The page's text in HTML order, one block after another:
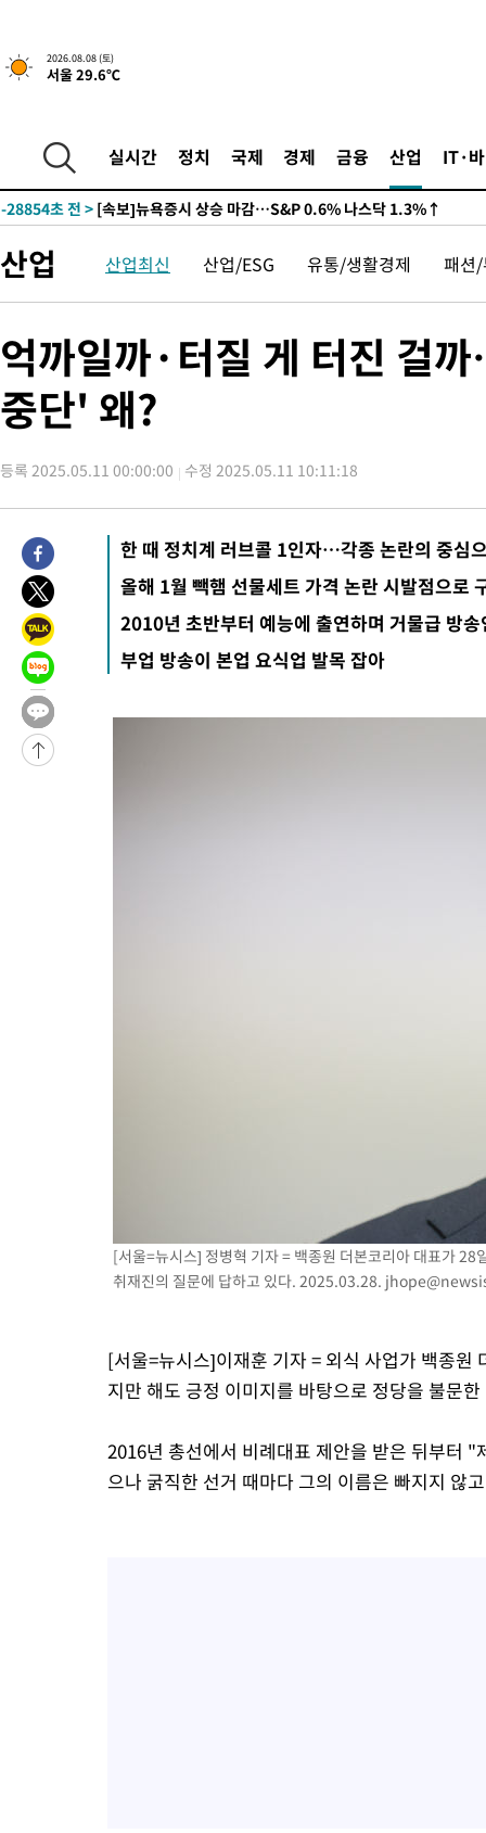
2026.08.08 (토)
서울 29.6℃
실시간 정치 국제 경제 금융 산업 IT·
-28854초 전 > [속보]뉴욕증시 상승 마감…S&P 0.6% 나스닥 1.3%↑
산업 산업최신 산업/ESG 유통/생활경제 패션
억까일까·터질 게 터진 걸
중단' 왜?
등록 2025.05.11 00:00:00 수정 2025.05.11 10:11:18
한 때 정치계 러브콜 1인자…각종 논란의 중심
올해 1월 빽햄 선물세트 가격 논란 시발점으로
2010년 초반부터 예능에 출연하며 거물급 방송
부업 방송이 본업 요식업 발목 잡아
[서울=뉴시스] 정병혁 기자 = 백종원 더본코리아 대표가
취재진의 질문에 답하고 있다. 2025.03.28.
[서울=뉴시스]이재훈 기자 = 외식 사업가 백종원
지만 해도 긍정 이미지를 바탕으로 정당을 불문
2016년 총선에서 비례대표 제안을 받은 뒤부터
으나 굵직한 선거 때마다 그의 이름은 빠지지 않